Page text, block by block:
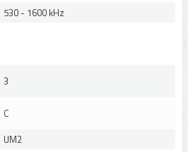
530 - 1600 kHz
3
C
UM2